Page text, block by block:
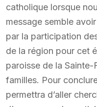
catholique lorsque
message semble
par la participation
de la région pour cet
paroisse de la
familles. Pour
permettra d’aller